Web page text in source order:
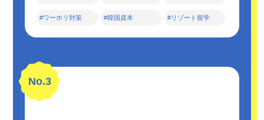
#ワーホリ対策 #韓国資本 #リゾート留学
No.3